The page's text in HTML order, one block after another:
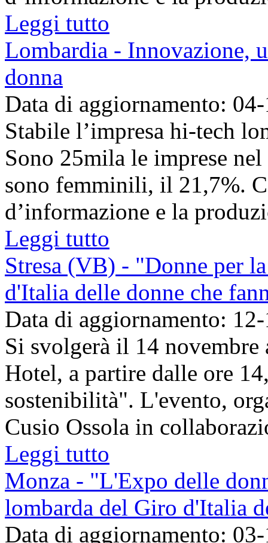
Leggi tutto
Lombardia - Innovazione,
donna
Data di aggiornamento:
Stabile l’impresa hi-tech
Sono 25mila le imprese
sono femminili, il 21,7%.
d’informazione e la
Leggi tutto
Stresa (VB) - "Donne per
d'Italia delle donne che
Data di aggiornamento:
Si svolgerà il 14 novembre
Hotel, a partire dalle ore
sostenibilità". L'evento,
Cusio Ossola in
Leggi tutto
Monza - "L'Expo delle
lombarda del Giro d'Italia
Data di aggiornamento: